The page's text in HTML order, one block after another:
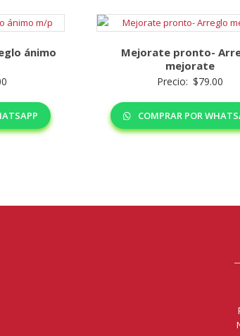
ánimo
Mejorate pronto-
mejorate
Precio: $79.00
COMPRAR POR